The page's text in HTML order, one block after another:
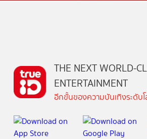
THE NEXT WORLD-
ENTERTAINMENT
อีกขั้นของความบันเทิงระดับ